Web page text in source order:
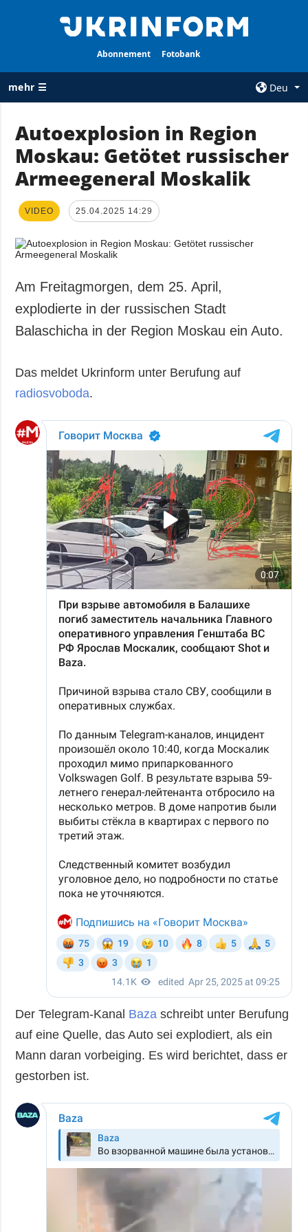
Abonnement Fotobank
mehr ☰
Deu
ALLE
Krieg
Wiederaufbau
Politik
Militär
Gesellschaft und
Kultur
Kriminalität
Notstand und
AGENTUR
Über uns
Politik zur
personenbezogener
ZUSÄTZLICH
Veröffentlichungen
Interview
Fotos
Video
Abonnement
Fotobank
Autoexplosion in Region
Moskau: Getötet russischer
Armeegeneral Moskalik
VIDEO 25.04.2025 14:29
Am Freitagmorgen, dem 25. April,
explodierte in der russischen Stadt
Balaschicha in der Region Moskau ein Auto.
Das meldet Ukrinform unter Berufung auf
radiosvoboda.
Der Telegram-Kanal Baza schreibt unter Berufung
auf eine Quelle, das Auto sei explodiert, als ein
Mann daran vorbeiging. Es wird berichtet, dass er
gestorben ist.